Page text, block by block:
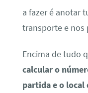
a fazer é anotar
transporte e nos
Encima de tudo
calcular o
partida e o local